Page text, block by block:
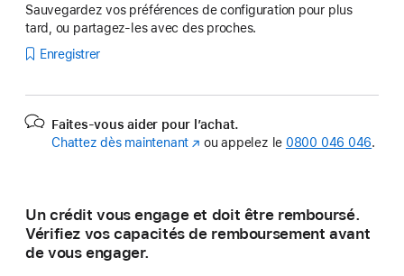
Sauvegardez vos préférences de configuration pour plus
tard, ou partagez-les avec des proches.
Enregistrer
Faites-vous aider pour l’achat.
Chattez dès maintenant (s’ouvre
fenêtre)
ou appelez le 0800 046 046.
Un crédit vous engage et doit être remboursé.
Vérifiez vos capacités de remboursement avant
de vous engager.